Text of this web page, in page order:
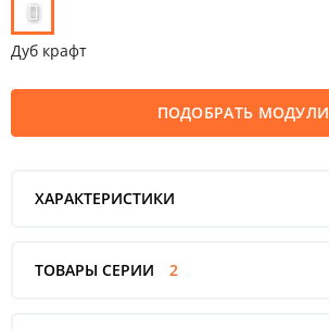
Дуб крафт
ПОДОБРАТЬ МОДУЛИ
ХАРАКТЕРИСТИКИ
ТОВАРЫ СЕРИИ 2